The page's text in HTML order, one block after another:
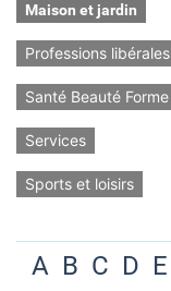
Maison et jardin
Professions libérales
Santé Beauté Forme
Services
Sports et loisirs
A B C D E